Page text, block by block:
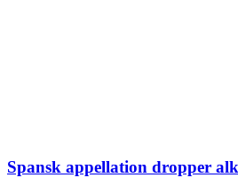
Spansk appellation dropper